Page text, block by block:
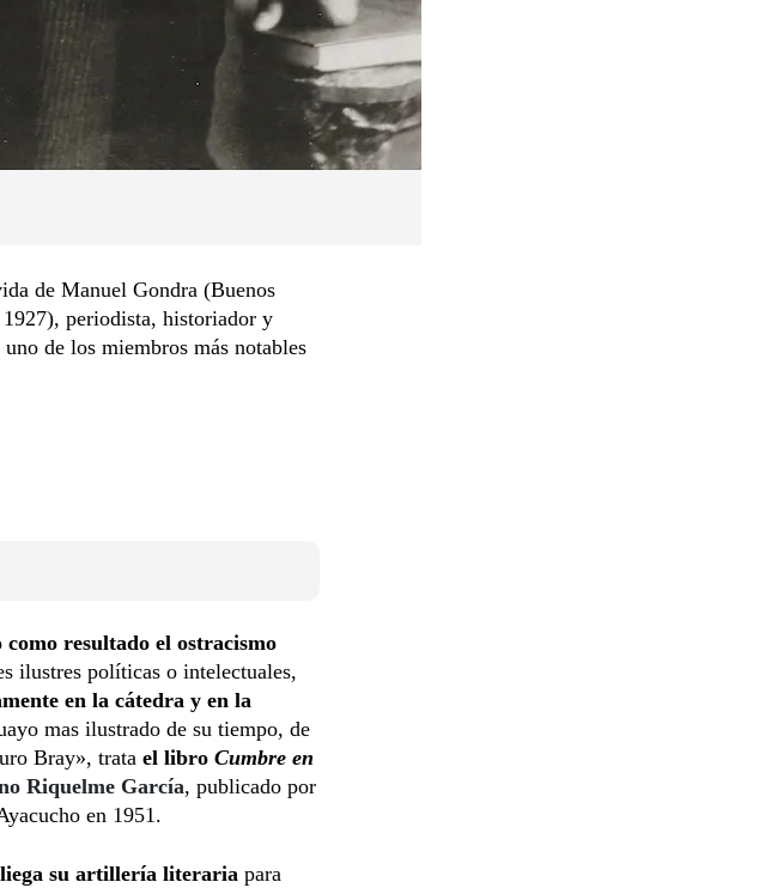
de Manuel Gondra (Buenos
periodista, historiador y
de los miembros más notables
resultado el ostracismo
ilustres políticas o intelectuales,
en la cátedra y en la
mas ilustrado de su tiempo, de
Bray», trata el libro Cumbre en
Riquelme García, publicado por
en 1951.
su artillería literaria para